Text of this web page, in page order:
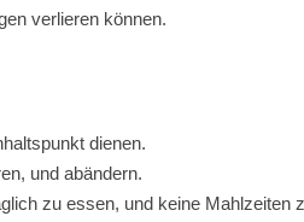
verlieren können.
dienen.
und abändern.
zu essen, und keine Mahlzeiten